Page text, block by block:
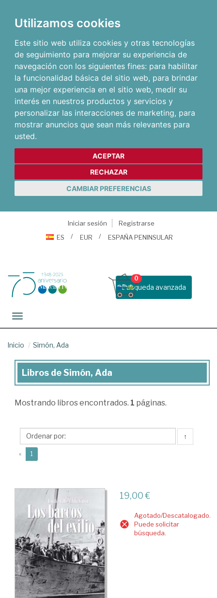
Utilizamos cookies
Este sitio web utiliza cookies y otras tecnologías
de seguimiento para mejorar su experiencia de
navegación con los siguientes fines: para habilitar
la funcionalidad básica del sitio web, para brindar
una mejor experiencia en el sitio web, medir su
interés en nuestros productos y servicios y
personalizar las interacciones de marketing, para
mostrar anuncios que sean más relevantes para
usted.
ACEPTAR
RECHAZAR
CAMBIAR PREFERENCIAS
Iniciar sesión
Registrarse
ES
EUR ESPAÑA PENINSULAR
Busqueda avanzada
0
Toggle navigation
Inicio Simón, Ada
Libros
Simón,
Libros de Simón, Ada
Mostrando libros encontrados. 1 páginas.
↑
« 1
19,00 €
Agotado/Descatalogado.
Puede solicitar
búsqueda.